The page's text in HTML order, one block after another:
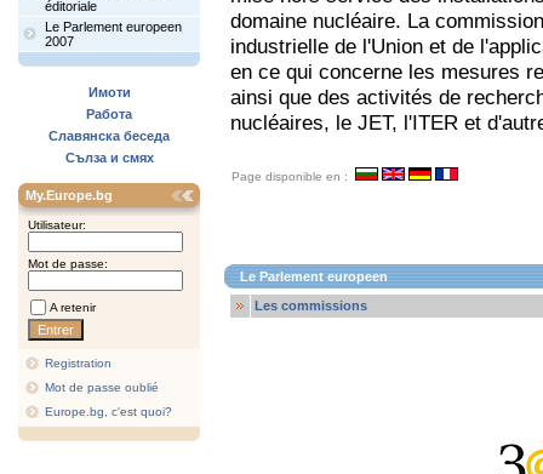
éditoriale
Le Parlement europeen
2007
Имоти
Работа
Славянска беседа
Сълза и смях
My.Europe.bg
Utilisateur:
Mot de passe:
A retenir
Registration
Mot de passe oublié
Europe.bg, c'est quoi?
domaine nucléaire. La
industrielle de l'Union et de
en ce qui concerne les mesures
ainsi que des activités de
nucléaires, le JET, l'ITER et
Page disponible en :
Le Parlement europeen
Les commissions